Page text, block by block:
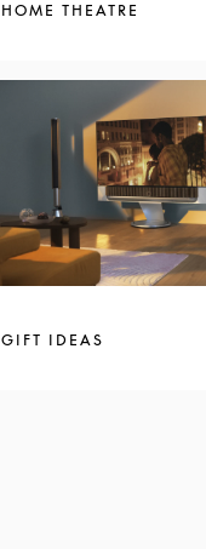
HOME THEATRE
GIFT IDEAS